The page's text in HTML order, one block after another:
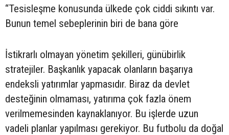
“Tesisleşme konusunda ülkede çok ciddi sıkıntı var.
Bunun temel sebeplerinin biri de bana göre
İstikrarlı olmayan yönetim şekilleri, günübirlik
stratejiler. Başkanlık yapacak olanların başarıya
endeksli yatırımlar yapmasıdır. Biraz da devlet
desteğinin olmaması, yatırıma çok fazla önem
verilmemesinden kaynaklanıyor. Bu işlerde uzun
vadeli planlar yapılması gerekiyor. Bu futbolu da doğal